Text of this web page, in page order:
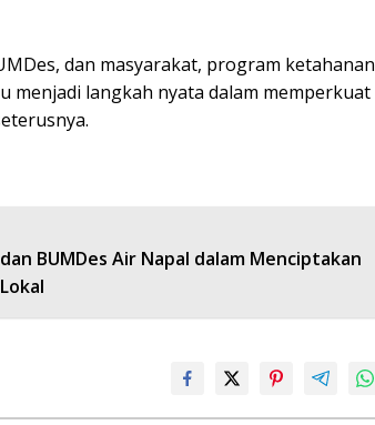
dan masyarakat, program ketahanan
menjadi langkah nyata dalam memperkuat
BUMDes Air Napal dalam Menciptakan